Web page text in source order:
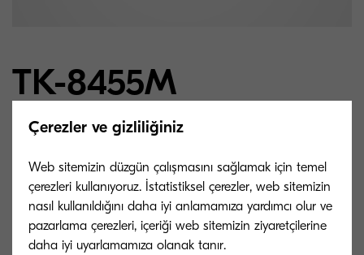
TK-8455M
göre)
Çerezler ve gizliliğiniz
Web sitemizin düzgün çalışmasını sağlamak için temel
çerezleri kullanıyoruz. İstatistiksel çerezler, web sitemizin
nasıl kullanıldığını daha iyi anlamamıza yardımcı olur ve
pazarlama çerezleri, içeriği web sitemizin ziyaretçilerine
daha iyi uyarlamamıza olanak tanır.